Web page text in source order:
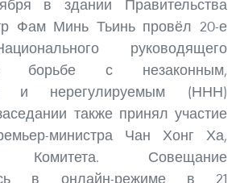
в здании Правительства
Фам Минь Тьинь провёл 20-е
руководящего
борьбе с незаконным,
и нерегулируемым (ННН)
также принял участие
министра Чан Хонг Ха,
Комитета. Совещание
в онлайн-режиме в 21